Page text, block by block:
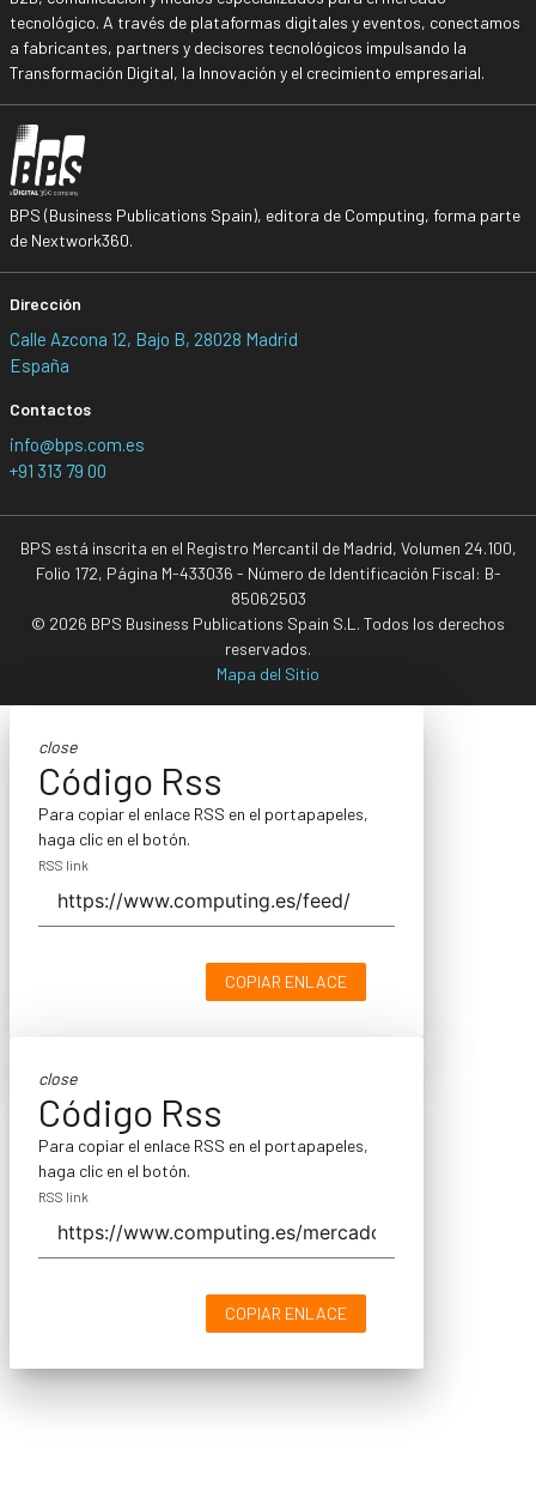
tecnológico. A través de plataformas digitales y eventos, conectamos
a fabricantes, partners y decisores tecnológicos impulsando la
Transformación Digital, la Innovación y el crecimiento empresarial.
BPS (Business Publications Spain), editora de Computing, forma parte
de Nextwork360.
Dirección
Calle Azcona 12, Bajo B, 28028 Madrid
España
Contactos
info@bps.com.es
+91 313 79 00
BPS está inscrita en el Registro Mercantil de Madrid, Volumen 24.100,
Folio 172, Página M-433036 - Número de Identificación Fiscal: B-
85062503
© 2026 BPS Business Publications Spain S.L. Todos los derechos
reservados.
Mapa del Sitio
close
Código Rss
Para copiar el enlace RSS en el portapapeles,
haga clic en el botón.
RSS link
COPIAR ENLACE
close
Código Rss
Para copiar el enlace RSS en el portapapeles,
haga clic en el botón.
RSS link
COPIAR ENLACE